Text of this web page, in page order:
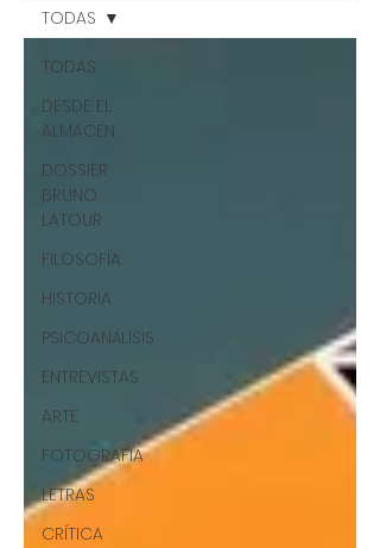
TODAS
DESDE EL
ALMACÉN
DOSSIER
BRUNO
LATOUR
FILOSOFÍA
HISTORIA
PSICOANÁLISIS
ENTREVISTAS
ARTE
FOTOGRAFÍA
LETRAS
CRÍTICA
TODAS